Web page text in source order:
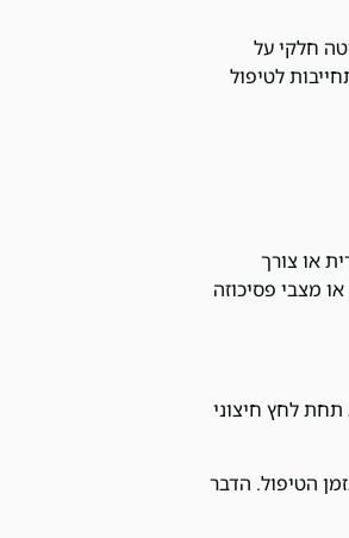
חלקי על
לטיפול
או צורך
בסיכון או מצבי פסיכוזה
לחץ חיצוני
הטיפול. הדבר